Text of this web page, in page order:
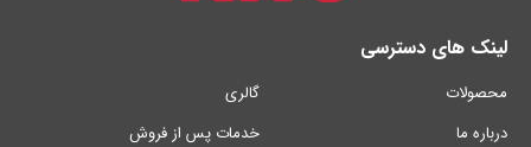
لینک های دسترسی
محصولات
درباره ما
گالری
خدمات پس از فروش